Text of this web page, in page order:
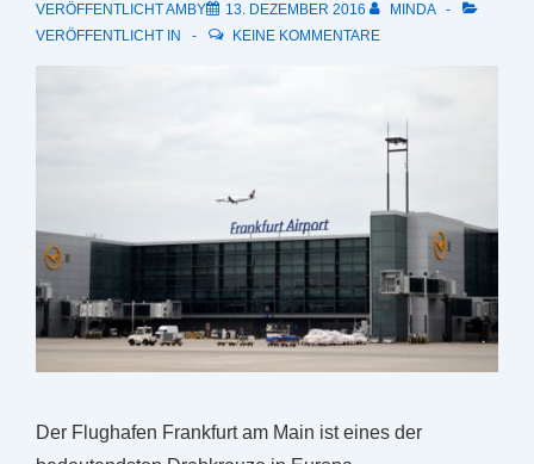
VERÖFFENTLICHT AMBY 13. DEZEMBER 2016
MINDA
VERÖFFENTLICHT IN
KEINE KOMMENTARE
Der Flughafen Frankfurt am Main ist eines der